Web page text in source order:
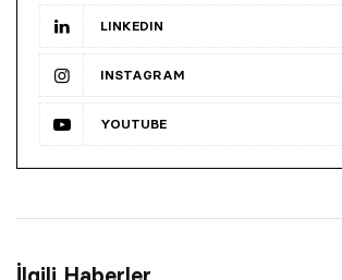
LINKEDIN
INSTAGRAM
YOUTUBE